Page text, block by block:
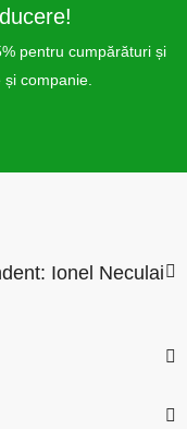
pentru cumpărături și
companie.
Ionel Neculai